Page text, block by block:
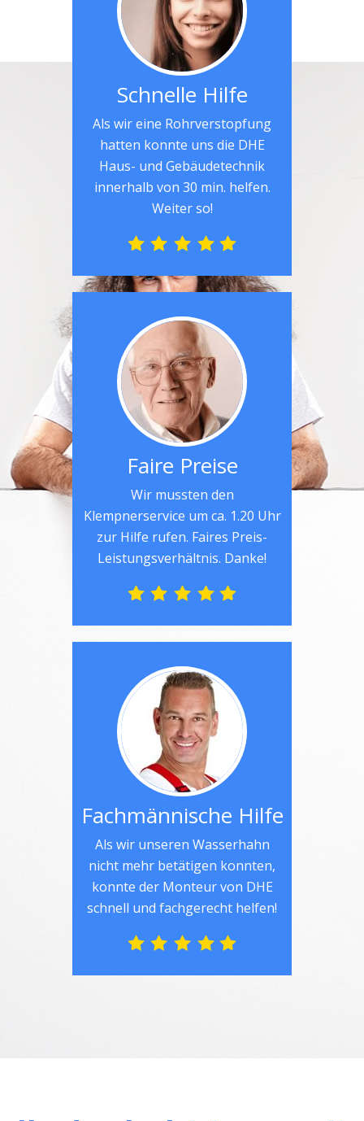
Schnelle Hilfe
Als wir eine Rohrverstopfung
hatten konnte uns die DHE
Haus- und Gebäudetechnik
innerhalb von 30 min. helfen.
Weiter so!
Faire Preise
Wir mussten den
Klempnerservice um ca. 1.20 Uhr
zur Hilfe rufen. Faires Preis-
Leistungsverhältnis. Danke!
Fachmännische Hilfe
Als wir unseren Wasserhahn
nicht mehr betätigen konnten,
konnte der Monteur von DHE
schnell und fachgerecht helfen!